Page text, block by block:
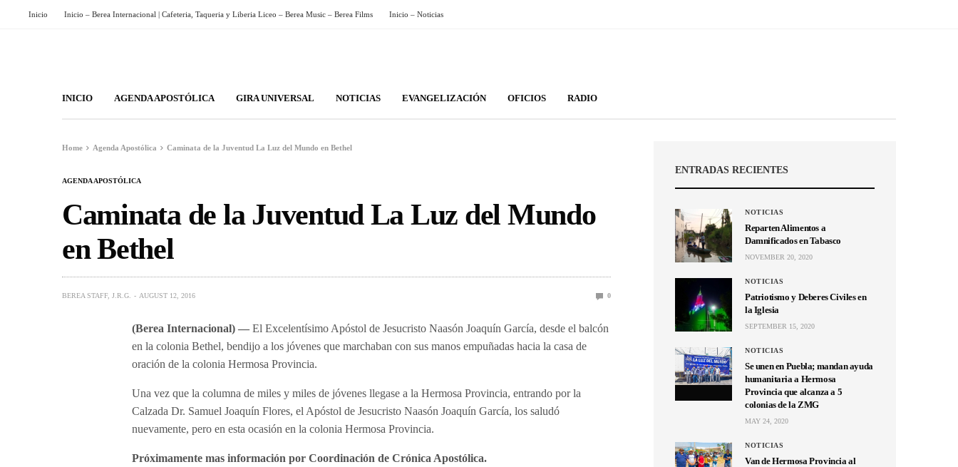
Inicio Inicio – Berea Internacional | Cafeteria, Taqueria y Liberia Liceo – Berea Music – Berea Films Inicio – Noticias
INICIO AGENDA APOSTÓLICA GIRA UNIVERSAL NOTICIAS EVANGELIZACIÓN OFICIOS RADIO
Home Agenda Apostólica Caminata de la Juventud La Luz del Mundo en Bethel
AGENDA APOSTÓLICA
Caminata de la Juventud La Luz del Mundo
en Bethel
BEREA STAFF, J.R.G. AUGUST 12, 2016 0
(Berea Internacional) — El Excelentísimo Apóstol de Jesucristo Naasón Joaquín García, desde el balcón
en la colonia Bethel, bendijo a los jóvenes que marchaban con sus manos empuñadas hacia la casa de
oración de la colonia Hermosa Provincia.
Una vez que la columna de miles y miles de jóvenes llegase a la Hermosa Provincia, entrando por la
Calzada Dr. Samuel Joaquín Flores, el Apóstol de Jesucristo Naasón Joaquín García, los saludó
nuevamente, pero en esta ocasión en la colonia Hermosa Provincia.
Próximamente mas información por Coordinación de Crónica Apostólica.
ENTRADAS RECIENTES
NOTICIAS
Reparten Alimentos a
Damnificados en Tabasco
NOVEMBER 20, 2020
NOTICIAS
Patriotismo y Deberes Civiles en
la Iglesia
SEPTEMBER 15, 2020
NOTICIAS
Se unen en Puebla; mandan ayuda
humanitaria a Hermosa
Provincia que alcanza a 5
colonias de la ZMG
MAY 24, 2020
NOTICIAS
Van de Hermosa Provincia al